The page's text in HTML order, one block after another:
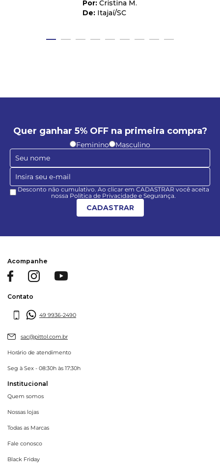
Cristina M.
Itajaí/SC
Quer ganhar 5% OFF na primeira compra?
Feminino Masculino
Desconto não cumulativo. Ao clicar em CADASTRAR você aceita
nossa Política de Privacidade e Segurança.
CADASTRAR
Acompanhe
Contato
49 9936-2490
sac@pittol.com.br
Horário de atendimento
Seg à Sex - 08:30h às 17:30h
Institucional
Quem somos
Nossas lojas
Todas as Marcas
Fale conosco
Black Friday